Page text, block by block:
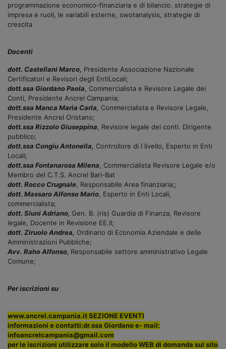
programmazione economico-finanziaria e di bilancio. strategie di
impresa e ruoli, le variabili esterne, swotanalysis, strategie di
crescita
Docenti
dott. Castellani Marco, Presidente Associazione Nazionale
Certificatori e Revisori degli EntiLocali;
dott.ssa Giordano Paola , Commercialista e Revisore Legale dei
Conti, Presidente Ancrel Campania;
dott.ssa Manca Maria Carla, Commercialista e Revisore Legale,
Presidente Ancrel Oristano;
dott.ssa Rizzolo Giuseppina , Revisore legale dei conti. Dirigente
pubblico;
dott.ssa Congiu Antonella, Controllore di I livello, Esperto in Enti
Locali;
dott.ssa Fontanarosa Milena , Commercialista Revisore Legale e/o
Membro del C.T.S. Ancrel Bari-Bat
dott. Rocco Crugnale , Responsabile Area finanziaria;;
dott. Massaro Alfonso Mario , Esperto in Enti Locali,
commercialista;
dott. Siuni Adriano, Gen. B. (ris) Guardia di Finanza, Revisore
legale, Docente in Revisione EE.ll;
dott. Ziruolo Andrea, Ordinario di Economia Aziendale e delle
Amministrazioni Pubbliche;
Avv. Raho Alfonso, Responsabile settore amministrativo Legale
Comune;
Per iscrizioni su
www.ancrel.campania.it SEZIONE EVENTI
informazioni e contatti:dr.ssa Giordano e- mail:
infoancrelcampania@gmail.com
per le iscrizioni utilizzare solo il modello WEB di domanda sul sito